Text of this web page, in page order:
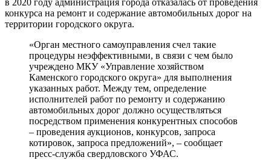
в 2020 году администрация города отказалась от проведения
конкурса на ремонт и содержание автомобильных дорог на
территории городского округа.
«Орган местного самоуправления счел такие
процедуры неэффективными, в связи с чем было
учреждено МКУ «Управление хозяйством
Каменского городского округа» для выполнения
указанных работ. Между тем, определение
исполнителей работ по ремонту и содержанию
автомобильных дорог должно осуществляться
посредством применения конкурентных способов
– проведения аукционов, конкурсов, запроса
котировок, запроса предложений», – сообщает
пресс-служба свердловского УФАС.